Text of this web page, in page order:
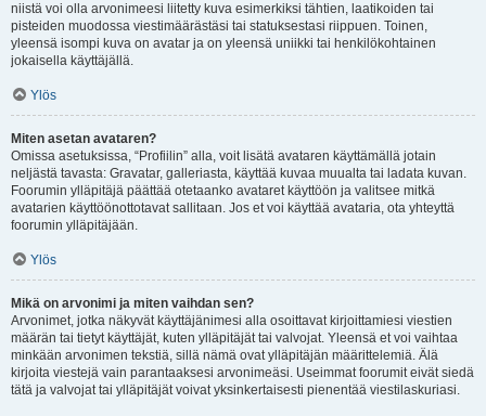
niistä voi olla arvonimeesi liitetty kuva esimerkiksi tähtien, laatikoiden tai
pisteiden muodossa viestimäärästäsi tai statuksestasi riippuen. Toinen,
yleensä isompi kuva on avatar ja on yleensä uniikki tai henkilökohtainen
jokaisella käyttäjällä.
Ylös
Miten asetan avataren?
Omissa asetuksissa, “Profiilin” alla, voit lisätä avataren käyttämällä jotain
neljästä tavasta: Gravatar, galleriasta, käyttää kuvaa muualta tai ladata kuvan.
Foorumin ylläpitäjä päättää otetaanko avataret käyttöön ja valitsee mitkä
avatarien käyttöönottotavat sallitaan. Jos et voi käyttää avataria, ota yhteyttä
foorumin ylläpitäjään.
Ylös
Mikä on arvonimi ja miten vaihdan sen?
Arvonimet, jotka näkyvät käyttäjänimesi alla osoittavat kirjoittamiesi viestien
määrän tai tietyt käyttäjät, kuten ylläpitäjät tai valvojat. Yleensä et voi vaihtaa
minkään arvonimen tekstiä, sillä nämä ovat ylläpitäjän määrittelemiä. Älä
kirjoita viestejä vain parantaaksesi arvonimeäsi. Useimmat foorumit eivät siedä
tätä ja valvojat tai ylläpitäjät voivat yksinkertaisesti pienentää viestilaskuriasi.